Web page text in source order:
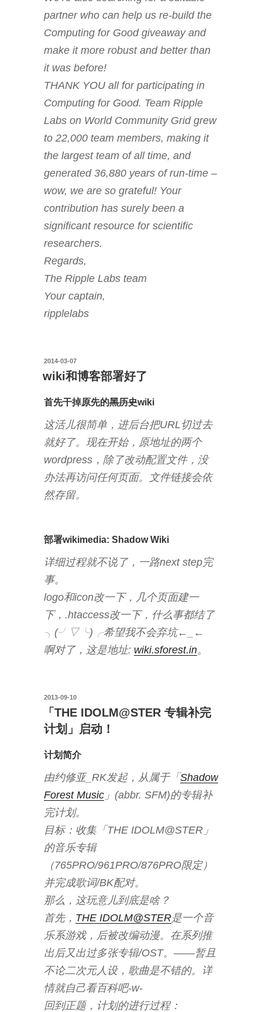
partner who can help us re-build the
Computing for Good giveaway and
make it more robust and better than
it was before!
THANK YOU all for participating in
Computing for Good. Team Ripple
Labs on World Community Grid grew
to 22,000 team members, making it
the largest team of all time, and
generated 36,880 years of run-time –
wow, we are so grateful! Your
contribution has surely been a
significant resource for scientific
researchers.
Regards,
The Ripple Labs team
Your captain,
ripplelabs
投
日:
2014-03-07
wiki和博客部署好了
首先干掉原先的黑历史wiki
这活儿很简单，进后台把URL切过去
就好了。现在开始，原地址的两个
wordpress，除了改动配置文件，没
办法再访问任何页面。文件链接会依
然存留。
部署wikimedia: Shadow Wiki
详细过程就不说了，一路next step完
事。
logo和icon改一下，几个页面建一
下，.htaccess改一下，什么事都结了
╮(╯▽╰)╭希望我不会弃坑←_←
啊对了，这是地址: wiki.sforest.in。
投
2013-09-10
「THE IDOLM@STER 专辑补完
计划」启动！
计划简介
由约修亚_RK发起，从属于「Shadow
Forest Music」(abbr. SFM)的专辑补
完计划。
目标：收集「THE IDOLM@STER」
的音乐专辑
（765PRO/961PRO/876PRO限定）
并完成歌词/BK配对。
那么，这玩意儿到底是啥？
首先， THE IDOLM@STER是一个音
乐系游戏，后被改编动漫。在系列推
出后又出过多张专辑/OST。——暂且
不论二次元人设，歌曲是不错的。详
情就自己看百科吧-w-
回到正题，计划的进行过程：